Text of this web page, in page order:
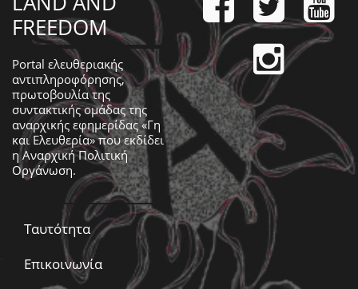
FREEDOM
Portal ελευθεριακής
αντιπληροφόρησης,
πρωτοβουλία της
συντακτικής ομάδας της
αναρχικής εφημερίδας «Γη
και Ελευθερία» που εκδίδει
ηΑναρχική Πολιτική
Οργάνωση.
Ταυτότητα
Επικοινωνία